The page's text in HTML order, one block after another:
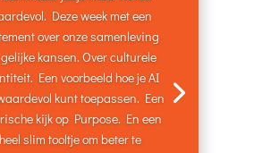
Deze week met een
over onze samenleving
kansen. Over culturele
Een voorbeeld hoe je AI
kunt toepassen. Een
kijk op Purpose. En een
heel slim tooltje om beter te